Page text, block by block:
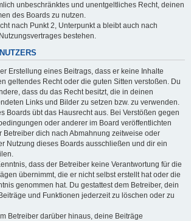
unbeschränktes und unentgeltliches Recht, deinen
des Boards zu nutzen.
nach Punkt 2, Unterpunkt a bleibt auch nach
bestehen.
Erstellung eines Beitrags, dass er keine Inhalte
geltendes Recht oder die guten Sitten verstoßen. Du
dass du das Recht besitzt, die in deinen
Links und Bilder zu setzen bzw. zu verwenden.
Boards übt das Hausrecht aus. Bei Verstößen gegen
oder anderer im Board veröffentlichten
Betreiber dich nach Abmahnung zeitweise oder
Nutzung dieses Boards ausschließen und dir ein
dass der Betreiber keine Verantwortung für die
übernimmt, die er nicht selbst erstellt hat oder die
genommen hat. Du gestattest dem Betreiber, dein
und Funktionen jederzeit zu löschen oder zu
Betreiber darüber hinaus, deine Beiträge